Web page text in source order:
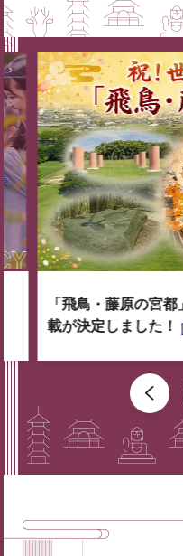
「飛鳥・藤原の宮
載が決定しました！